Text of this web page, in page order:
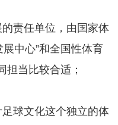
责任单位，由国家体
中心”和全国性体育
担当比较合适；
球文化这个独立的体